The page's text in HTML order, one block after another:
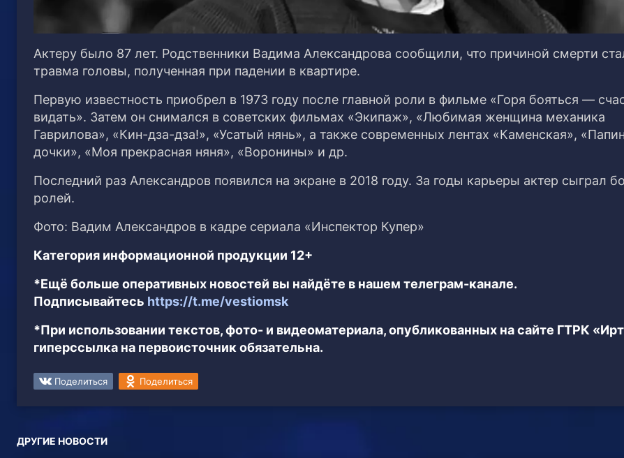
Актеру было 87 лет. Родственники Вадима Александрова сообщили, что причиной смерти
травма головы, полученная при падении в квартире.
Первую известность приобрел в 1973 году после главной роли в фильме «Горя бояться —
видать». Затем он снимался в советских фильмах «Экипаж», «Любимая женщина механика
Гаврилова», «Кин-дза-дза!», «Усатый нянь», а также современных лентах «Каменская»,
дочки», «Моя прекрасная няня», «Воронины» и др.
Последний раз Александров появился на экране в 2018 году. За годы карьеры актер сыграл
ролей.
Фото: Вадим Александров в кадре сериала «Инспектор Купер»
Категория информационной продукции 12+
*Ещё больше оперативных новостей вы найдёте в нашем телеграм-канале.
Подписывайтесь https://t.me/vestiomsk
*При использовании текстов, фото- и видеоматериала, опубликованных на сайте ГТРК
гиперссылка на первоисточник обязательна.
Поделиться Поделиться
ДРУГИЕ НОВОСТИ